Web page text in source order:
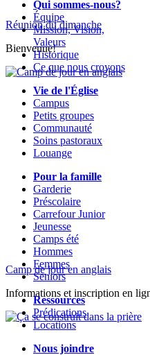
Réunion du dimanche
Bienvenue!
Camp de jour en anglais
Informations et inscription en
Qui sommes-nous?
Équipe
Mission, Vision,
Valeurs
Historique
Ce que nous croyons
Vie de l'Église
Campus
Petits groupes
Communauté
Soins pastoraux
Louange
Pour la famille
Garderie
Préscolaire
Carrefour Junior
Jeunesse
Camps été
Hommes
Femmes
Seniors
Ressources
Prédications
Locations
Nous joindre